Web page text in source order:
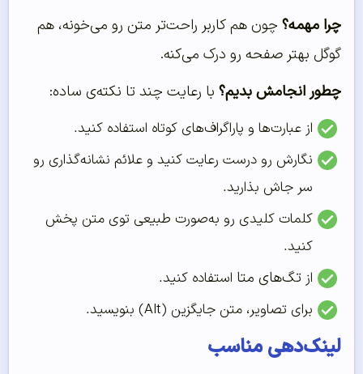
چرا مهمه؟ چون هم کاربر راحت‌تر متن رو می‌خونه، هم
گوگل بهتر صفحه رو درک می‌کنه.
چطور انجامش بدیم؟ با رعایت چند تا نکته‌ی ساده:
از عبارت‌ها و پاراگراف‌های کوتاه استفاده کنید.
نگارش رو درست رعایت کنید و علائم نشانه‌گذاری رو
سر جاش بذارید.
کلمات کلیدی رو به‌صورت طبیعی توی متن پخش
کنید.
از تگ‌های متا استفاده کنید.
برای تصاویر، متن جایگزین (Alt) بنویسید.
لینک‌دهی مناسب